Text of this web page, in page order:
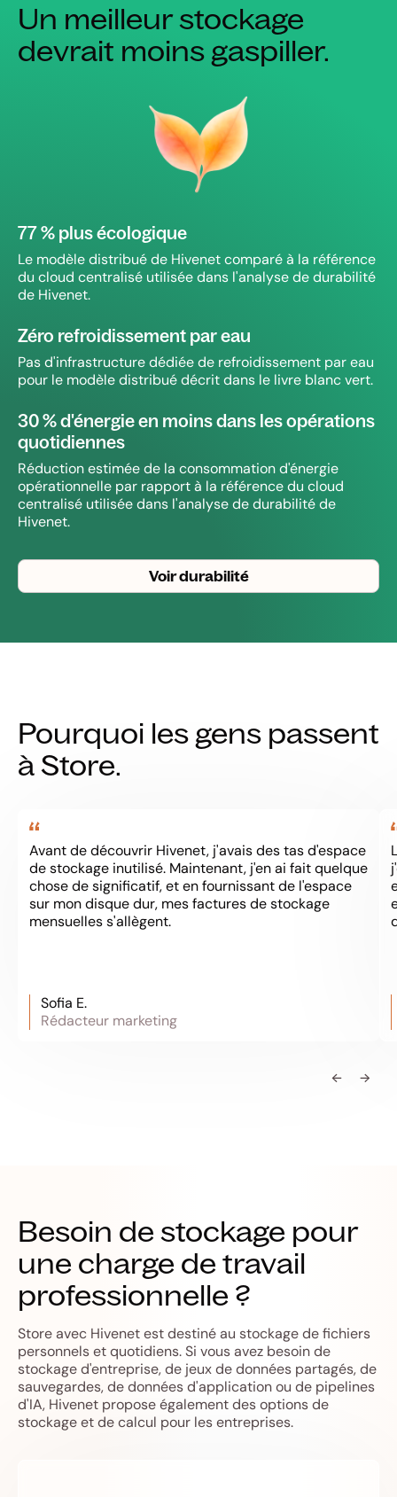
Un meilleur stockage
devrait moins gaspiller.
77 % plus écologique
Le modèle distribué de Hivenet comparé à la référence
du cloud centralisé utilisée dans l'analyse de durabilité
de Hivenet.
Zéro refroidissement par eau
Pas d'infrastructure dédiée de refroidissement par eau
pour le modèle distribué décrit dans le livre blanc vert.
30 % d'énergie en moins dans les opérations
quotidiennes
Réduction estimée de la consommation d'énergie
opérationnelle par rapport à la référence du cloud
centralisé utilisée dans l'analyse de durabilité de
Hivenet.
Voir durabilité
Pourquoi les gens passent
à Store.
Avant de découvrir Hivenet, j'avais des tas d'espace
de stockage inutilisé. Maintenant, j'en ai fait quelque
chose de significatif, et en fournissant de l'espace
sur mon disque dur, mes factures de stockage
mensuelles s'allègent.
Sofia E.
Rédacteur marketing
← →
Besoin de stockage pour
une charge de travail
professionnelle ?
Store avec Hivenet est destiné au stockage de fichiers
personnels et quotidiens. Si vous avez besoin de
stockage d'entreprise, de jeux de données partagés, de
sauvegardes, de données d'application ou de pipelines
d'IA, Hivenet propose également des options de
stockage et de calcul pour les entreprises.